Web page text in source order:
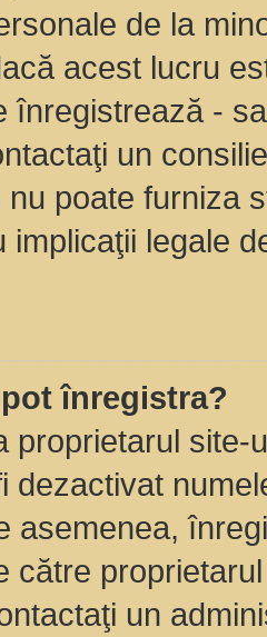
de la
acest lucru
înregistrează -
un
nu poate furniza
implicaţii legale
înregistra?
proprietarul
dezactivat
asemenea,
către
un